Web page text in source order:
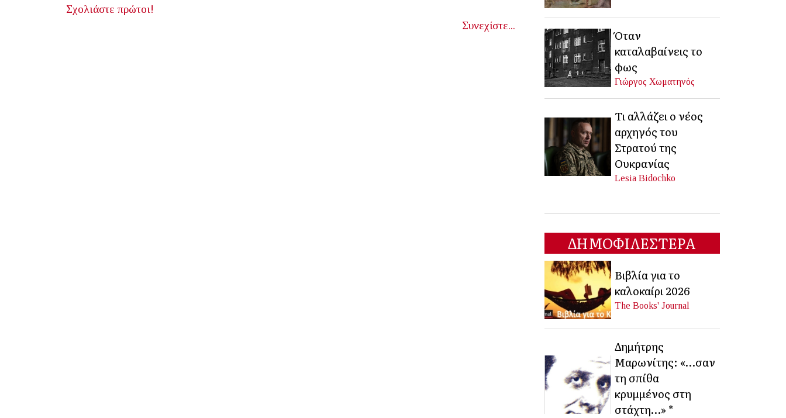
Σχολιάστε πρώτοι!
Συνεχίστε...
Όταν
καταλαβαίνεις το
φως
Γιώργος Χωματηνός
Τι αλλάζει ο νέος
αρχηγός του
Στρατού της
Ουκρανίας
Lesia Bidochko
ΔΗΜΟΦΙΛΕΣΤΕΡΑ
Βιβλία για το
καλοκαίρι 2026
The Books' Journal
Δημήτρης
Μαρωνίτης: «…σαν
τη σπίθα
κρυμμένος στη
στάχτη…» *